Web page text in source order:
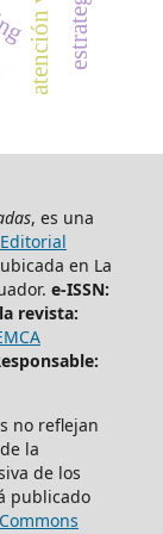
, es una
Editorial
en La
e-ISSN:
revista:
no reflejan
la
de los
publicado